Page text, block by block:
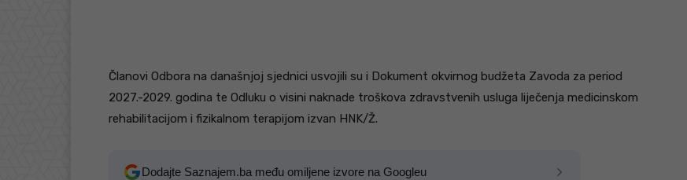
Članovi Odbora na današnjoj sjednici usvojili su i Dokument okvirnog budžeta Zavoda za period
2027.-2029. godina te Odluku o visini naknade troškova zdravstvenih usluga liječenja medicinskom
rehabilitacijom i fizikalnom terapijom izvan HNK/Ž.
Dodajte Saznajem.ba među omiljene izvore na Googleu